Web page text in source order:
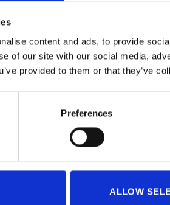
content and ads, to provide
of our site with our social media,
provided to them or that they’ve
Preferences
ALLOW